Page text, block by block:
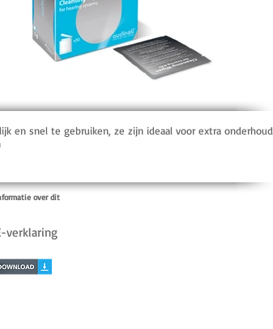
en snel te gebruiken, ze zijn ideaal voor extra onderhoud
over dit
verklaring